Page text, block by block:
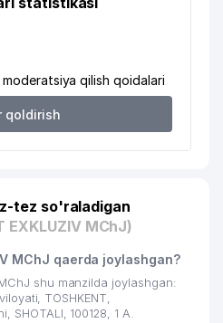
MChJ
442 м
464 м
SLAVI
qilish qoidalari
qoldirish
tez so'raladigan
EXKLUZIV MChJ)
MChJ qaerda joylashgan?
MChJ shu manzilda joylashgan:
TOSHKENT,
SHOTALI, 100128, 1 А.